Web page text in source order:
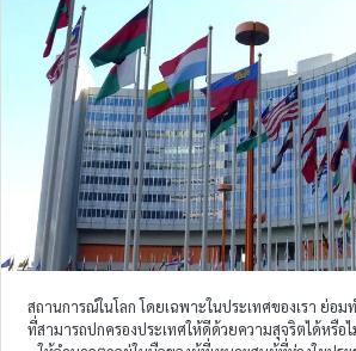
สถานการณ์ในโลก โดยเฉพาะในประเทศของเรา ย่อ
ที่สามารถปกครองประเทศให้ดีด้วยความสุจริตได้หรื